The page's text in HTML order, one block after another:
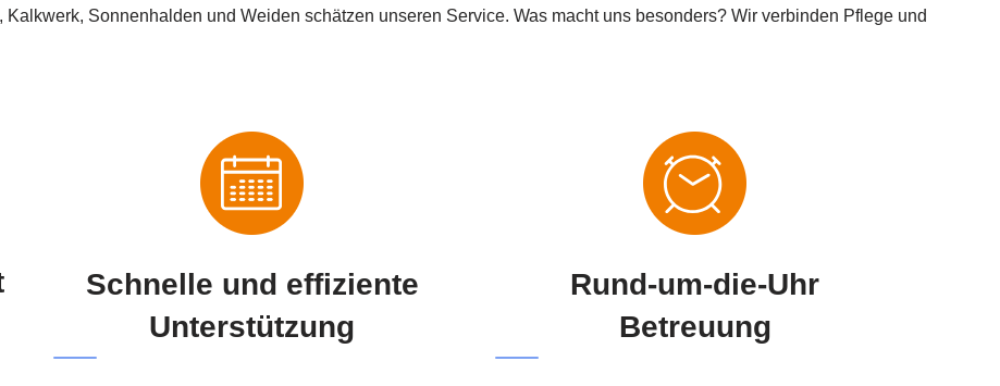
Sonnenhalden und Weiden schätzen unseren Service. Was macht uns besonders? Wir verbinden Pflege und
Schnelle und effiziente
Unterstützung
Rund-um-die-Uhr
Betreuung